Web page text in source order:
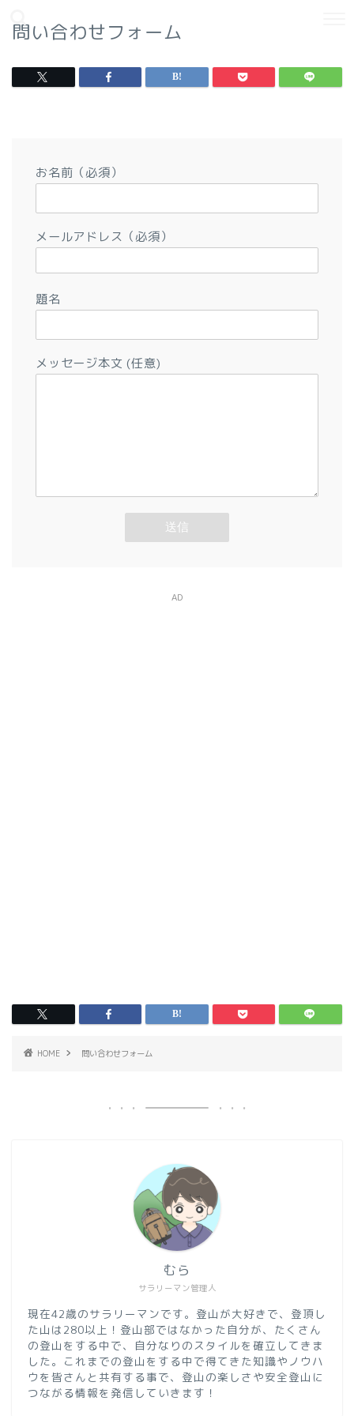
問い合わせフォーム
お名前（必須）
メールアドレス（必須）
題名
メッセージ本文 (任意)
AD
HOME 問い合わせフォーム
サラリーマン管理人
むら
現在42歳のサラリーマンです。登山が大好きで、登頂し
た山は280以上！登山部ではなかった自分が、たくさん
の登山をする中で、自分なりのスタイルを確立してきま
した。これまでの登山をする中で得てきた知識やノウハ
ウを皆さんと共有する事で、登山の楽しさや安全登山に
つながる情報を発信していきます！